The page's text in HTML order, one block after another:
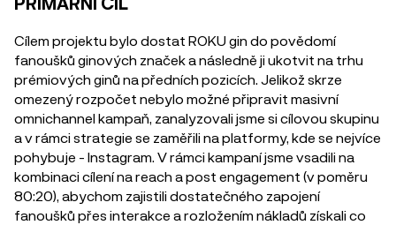
Cílem projektu bylo dostat ROKU gin do povědomí
fanoušků ginových značek a následně ji ukotvit na trhu
prémiových ginů na předních pozicích. Jelikož skrze
omezený rozpočet nebylo možné připravit masivní
omnichannel kampaň, zanalyzovali jsme si cílovou skupinu
a v rámci strategie se zaměřili na platformy, kde se nejvíce
pohybuje - Instagram. V rámci kampaní jsme vsadili na
kombinaci cílení na reach a post engagement (v poměru
80:20), abychom zajistili dostatečného zapojení
fanoušků přes interakce a rozložením nákladů získali co